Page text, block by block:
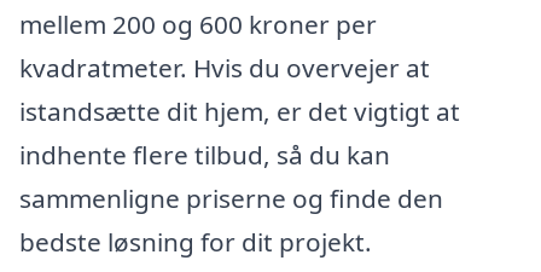
mellem 200 og 600 kroner per
kvadratmeter. Hvis du overvejer at
istandsætte dit hjem, er det vigtigt at
indhente flere tilbud, så du kan
sammenligne priserne og finde den
bedste løsning for dit projekt.